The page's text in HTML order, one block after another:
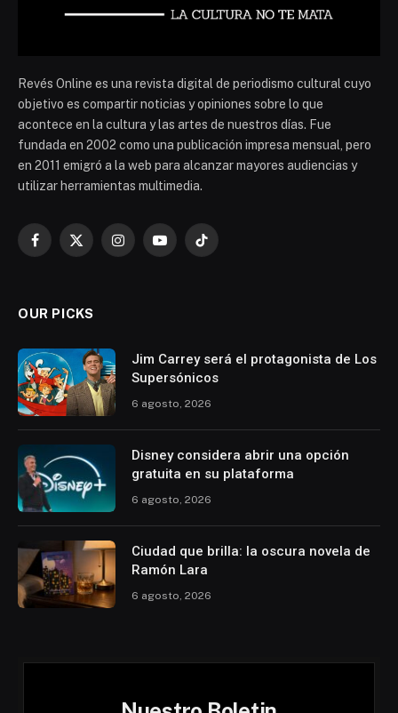
Revés Online es una revista digital de periodismo cultural cuyo
objetivo es compartir noticias y opiniones sobre lo que
acontece en la cultura y las artes de nuestros días. Fue
fundada en 2002 como una publicación impresa mensual, pero
en 2011 emigró a la web para alcanzar mayores audiencias y
utilizar herramientas multimedia.
Facebook
X
InstagramYouTubeTikTok
OUR PICKS
Jim Carrey será el protagonista de Los
Supersónicos
6 agosto, 2026
Disney considera abrir una opción
gratuita en su plataforma
6 agosto, 2026
Ciudad que brilla: la oscura novela de
Ramón Lara
6 agosto, 2026